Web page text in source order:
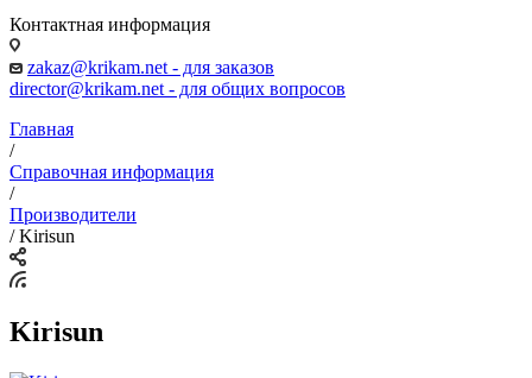
Контактная информация
zakaz@krikam.net - для заказов
director@krikam.net - для общих вопросов
Главная
/
Справочная информация
/
Производители
/Kirisun
Kirisun